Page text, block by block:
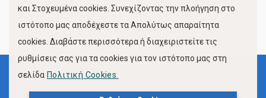
FOLLOW US
Όροι Χρήσης
και Στοχευμένα cookies. Συνεχίζοντας την πλοήγηση στο
ιστότοπο μας αποδέχεστε τα Απολύτως απαραίτητα
cookies. Διαβάστε περισσότερα ή διαχειριστείτε τις
ρυθμίσεις σας για τα cookies για τον ιστότοπο μας στη
σελίδα Πολιτική Cookies.